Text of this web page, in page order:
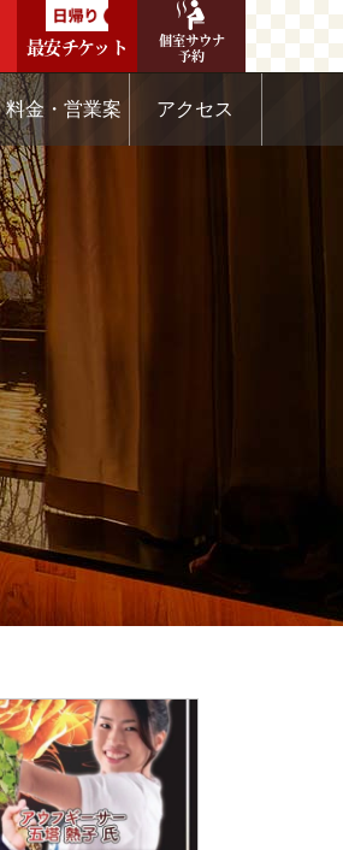
個室サウナ
予約
最安チケット
料金・営業案 アクセス